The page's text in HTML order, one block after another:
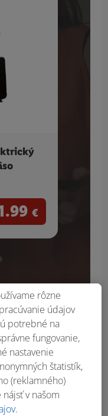
€
rôzne
údajov
potrebné na
fungovanie,
nastavenie
štatistík,
(reklamného)
v našom
.